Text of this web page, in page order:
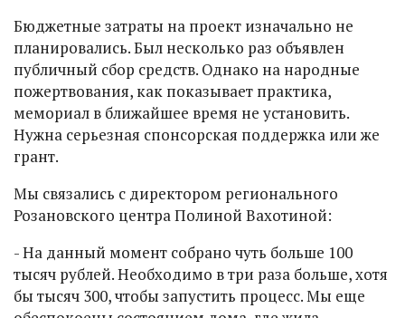
Бюджетные затраты на проект изначально не
планировались. Был несколько раз объявлен
публичный сбор средств. Однако на народные
пожертвования, как показывает практика,
мемориал в ближайшее время не установить.
Нужна серьезная спонсорская поддержка или же
грант.
Мы связались с директором регионального
Розановского центра Полиной Вахотиной:
- На данный момент собрано чуть больше 100
тысяч рублей. Необходимо в три раза больше, хотя
бы тысяч 300, чтобы запустить процесс. Мы еще